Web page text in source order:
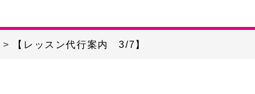
【レッスン代行案内 3/7】